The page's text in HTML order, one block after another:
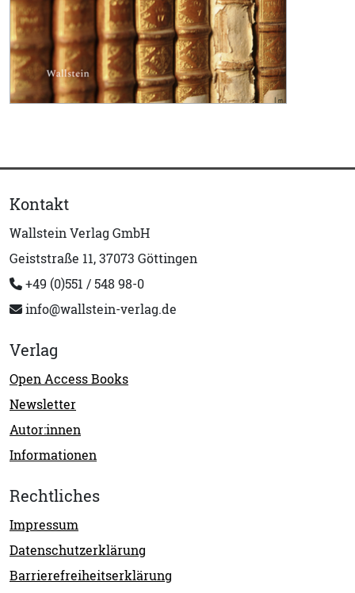
Kontakt
Wallstein Verlag GmbH
Geiststraße 11, 37073 Göttingen
+49 (0)551 / 548 98-0
info@wallstein-verlag.de
Verlag
Open Access Books
Newsletter
Autor:innen
Informationen
Rechtliches
Impressum
Datenschutzerklärung
Barrierefreiheitserklärung